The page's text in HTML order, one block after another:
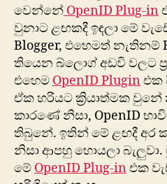
වෙන්නේ OpenID Plug-in
වුනාට ළඟකදී ඉඳලා මේ
Blogger, එහෙමත් නැතිනම්
තියෙන බ්ලොග් අඩවි වලට
එහෙම OpenID Plugin එක
ඒක හරියට ක්‍රියාත්මක
කාරණේ නිසා, OpenID
තිබුනේ. ඉතින් මේ ළඟදී අර
නිසා ආපහු හොයලා
මේ OpenID Plug-in එක